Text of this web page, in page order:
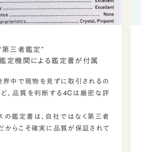
三者鑑定”
定機関による鑑定書が付属
界中で現物を見ずに取引されるの
、品質を判断する4Cは厳密な評
の鑑定書は、自社ではなく第三者
からこそ確実に品質が保証されて